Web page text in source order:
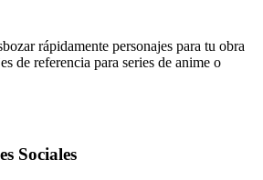
rápidamente personajes para tu obra
de referencia para series de anime o
Sociales